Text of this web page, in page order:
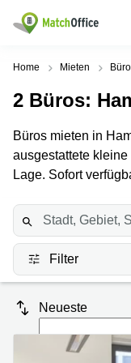
Mieten / Vermieten
Produktseiten
Büro
mieten
Business
Coworking
Space
Seminarraum
Büro
Beliebte
Büro
mieten
München
Geschäftsadresse
Hamburg
Geschäftsadresse
mieten
Düsseldorf
Geschäftsadresse
Beliebte
Regus
Dortmund
Ellipson
Ruhrallee
9
Dortmund
Office Club
Ballindamm
Hilfe
Über uns
Preis
Log-in
Home Mieten
2 Büros:
Büros mieten in
ausgestattete
Lage. Sofort
Filter
Neueste